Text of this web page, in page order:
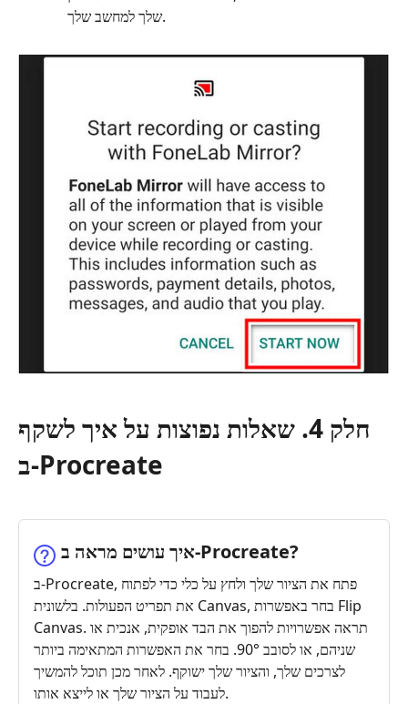
שלך למחשב שלך.
חלק 4. שאלות נפוצות על איך לשקף
ב-Procreate
איך עושים מראה ב‑Procreate?
ב-Procreate, פתח את הציור שלך ולחץ על כלי כדי לפתוח
את תפריט הפעולות. בלשונית Canvas, בחר באפשרות Flip
Canvas. תראה אפשרויות להפוך את הבד אופקית, אנכית או
שניהם, או לסובב 90°. בחר את האפשרות המתאימה ביותר
לצרכים שלך, והציור שלך ישוקף. לאחר מכן תוכל להמשיך
לעבוד על הציור שלך או לייצא אותו.